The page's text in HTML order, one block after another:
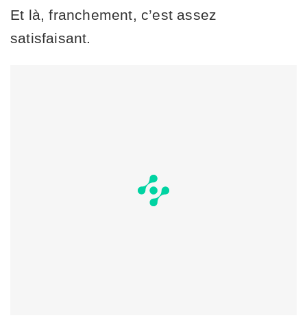
Et là, franchement, c’est assez
satisfaisant.